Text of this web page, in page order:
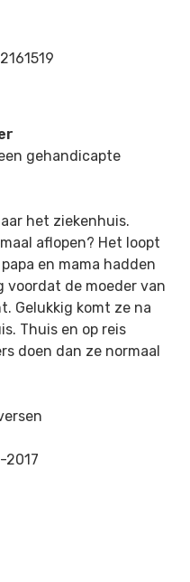
gehandicapte
het ziekenhuis.
aflopen? Het loopt
en mama hadden
voordat de moeder van
Gelukkig komt ze na
Thuis en op reis
doen dan ze normaal
2017